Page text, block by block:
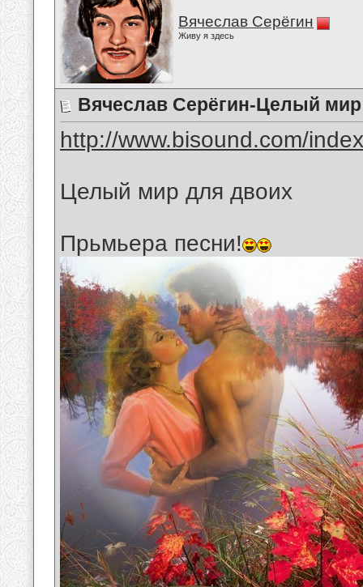
Вячеслав Серёгин
Живу я здесь
Вячеслав Серёгин-Целый
http://www.bisound.com/
Целый мир для двоих
Прьмьера песни!